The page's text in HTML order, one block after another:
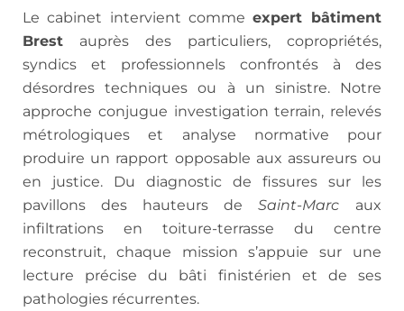
Le cabinet intervient comme expert bâtiment
Brest auprès des particuliers, copropriétés,
syndics et professionnels confrontés à des
désordres techniques ou à un sinistre. Notre
approche conjugue investigation terrain, relevés
métrologiques et analyse normative pour
produire un rapport opposable aux assureurs ou
en justice. Du diagnostic de fissures sur les
pavillons des hauteurs de Saint-Marc aux
infiltrations en toiture-terrasse du centre
reconstruit, chaque mission s’appuie sur une
lecture précise du bâti finistérien et de ses
pathologies récurrentes.